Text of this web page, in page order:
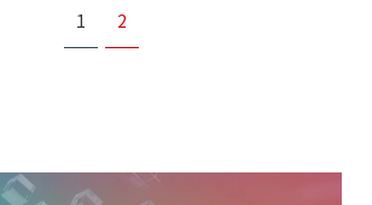
の治療を目的として、人又は動物の細胞に導入さ
1 2